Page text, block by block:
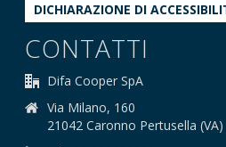
DICHIARAZIONE DI
CONTATTI
Difa Cooper SpA
Via Milano, 160
21042 Caronno Pertusella